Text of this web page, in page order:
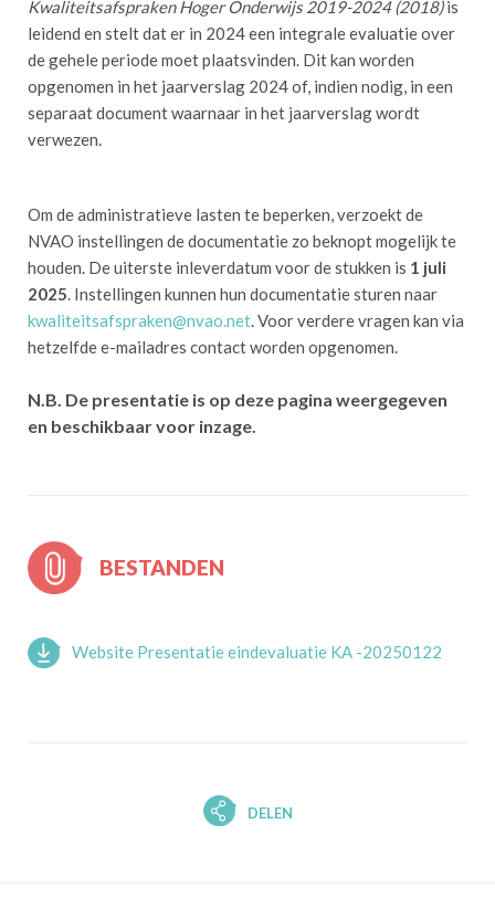
Kwaliteitsafspraken Hoger Onderwijs 2019-2024 (2018)is
leidend en stelt dat er in 2024 een integrale evaluatie over
de gehele periode moet plaatsvinden. Dit kan worden
opgenomen in het jaarverslag 2024 of, indien nodig, in een
separaat document waarnaar in het jaarverslag wordt
verwezen.
Om de administratieve lasten te beperken, verzoekt de
NVAO instellingen de documentatie zo beknopt mogelijk te
houden. De uiterste inleverdatum voor de stukken is 1 juli
2025. Instellingen kunnen hun documentatie sturen naar
kwaliteitsafspraken@nvao.net. Voor verdere vragen kan via
hetzelfde e-mailadres contact worden opgenomen.
N.B. De presentatie is op deze pagina weergegeven
en beschikbaar voor inzage.
BESTANDEN
Website Presentatie eindevaluatie KA -20250122
DELEN